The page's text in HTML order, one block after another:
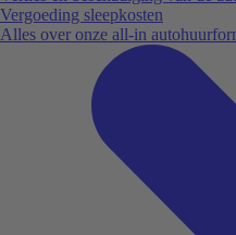
Vergoeding sleepkosten
Alles over onze all-in